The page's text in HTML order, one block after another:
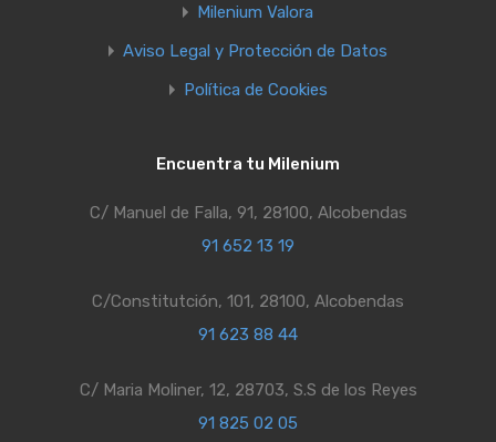
Milenium Valora
Aviso Legal y Protección de Datos
Política de Cookies
Encuentra tu Milenium
C/ Manuel de Falla, 91, 28100, Alcobendas
91 652 13 19
C/Constitutción, 101, 28100, Alcobendas
91 623 88 44
C/ Maria Moliner, 12, 28703, S.S de los Reyes
91 825 02 05